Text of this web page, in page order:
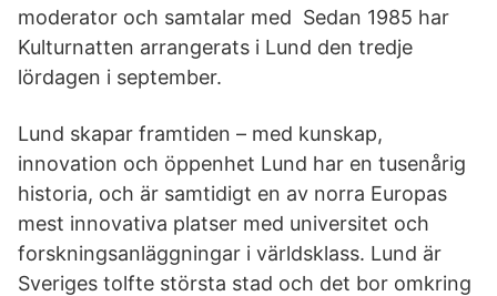
moderator och samtalar med Sedan 1985 har
Kulturnatten arrangerats i Lund den tredje
lördagen i september.
Lund skapar framtiden – med kunskap,
innovation och öppenhet Lund har en tusenårig
historia, och är samtidigt en av norra Europas
mest innovativa platser med universitet och
forskningsanläggningar i världsklass. Lund är
Sveriges tolfte största stad och det bor omkring